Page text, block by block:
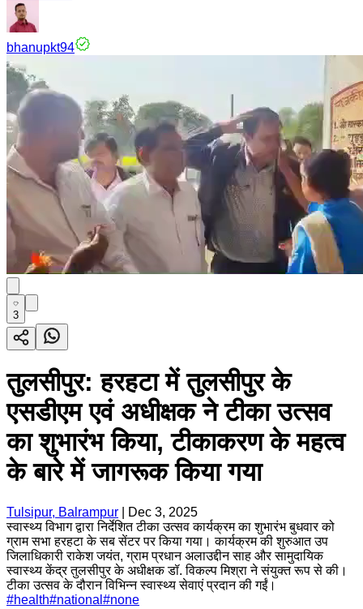
bhanupkt94
3
तुलसीपुर: हरहटा में तुलसीपुर के
एसडीएम एवं अधीक्षक ने टीका उत्सव
का शुभारंभ किया, टीकाकरण के महत्व
के बारे में जागरूक किया गया
Tulsipur, Balrampur
Dec 3, 2025
स्वास्थ्य विभाग द्वारा निर्देशित टीका उत्सव कार्यक्रम का शुभारंभ बुधवार को
ग्राम सभा हरहटा के सब सेंटर पर किया गया। कार्यक्रम की शुरुआत उप
जिलाधिकारी राकेश जयंत, ग्राम प्रधान अलाउद्दीन साह और सामुदायिक
स्वास्थ्य केंद्र तुलसीपुर के अधीक्षक डॉ. विकल्प मिश्रा ने संयुक्त रूप से की।
टीका उत्सव के दौरान विभिन्न स्वास्थ्य सेवाएं प्रदान की गईं।
#health#national #none